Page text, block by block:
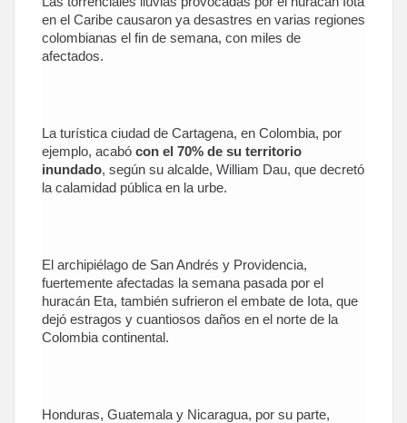
en el Caribe causaron ya desastres en varias regiones
colombianas el fin de semana, con miles de
afectados.
La turística ciudad de Cartagena, en Colombia, por
ejemplo, acabó con el 70% de su territorio
inundado, según su alcalde, William Dau, que decretó
la calamidad pública en la urbe.
El archipiélago de San Andrés y Providencia,
fuertemente afectadas la semana pasada por el
huracán Eta, también sufrieron el embate de Iota, que
dejó estragos y cuantiosos daños en el norte de la
Colombia continental.
Honduras, Guatemala y Nicaragua, por su parte,